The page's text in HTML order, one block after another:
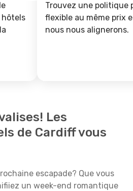
hôtels
Trouvez une politique
flexible au même prix
nous nous alignerons.
Les
de Cardiff vous
escapade? Que vous
un week-end romantique